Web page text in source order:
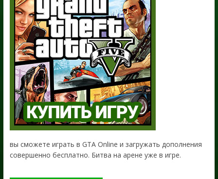
вы сможете играть в GTA Online и загружать дополнения
совершенно бесплатно. Битва на арене уже в игре.